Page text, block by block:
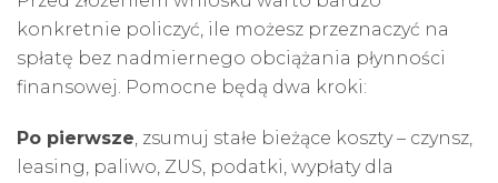
konkretnie policzyć, ile możesz przeznaczyć na
spłatę bez nadmiernego obciążania płynności
finansowej. Pomocne będą dwa kroki:
Po pierwsze , zsumuj stałe bieżące koszty – czynsz,
leasing, paliwo, ZUS, podatki, wypłaty dla